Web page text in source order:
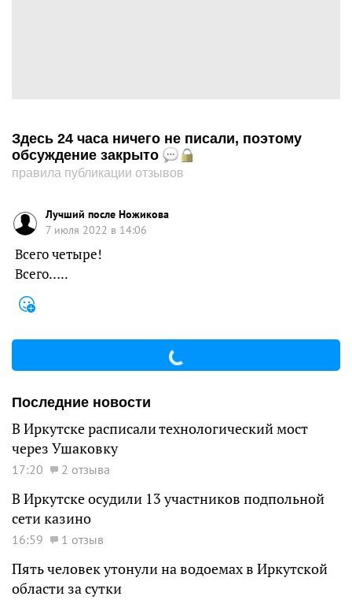
Здесь 24 часа ничего не писали, поэтому
обсуждение закрыто
правила публикации отзывов
Лучший после Ножикова
7 июля 2022 в 14:06
Всего четыре!
Всего…..
Последние новости
В Иркутске расписали технологический мост
через Ушаковку
17:20 2 отзыва
В Иркутске осудили 13 участников подпольной
сети казино
16:59 1 отзыв
Пять человек утонули на водоемах в Иркутской
области за сутки